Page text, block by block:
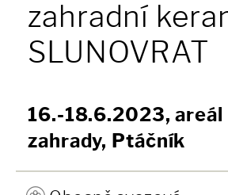
zahradní
SLUNOVRAT
16.-18.6.2023, areál
zahrady, Ptáčník